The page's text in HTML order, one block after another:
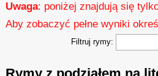
Uwaga: poniżej znajdują się
Aby zobaczyć pełne wyniki
Filtruj rymy: